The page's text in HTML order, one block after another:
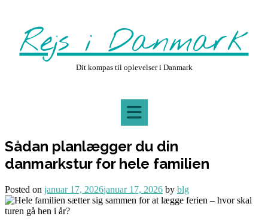
contentRejs i Danmark
Dit kompas til oplevelser i Danmark
Sådan planlægger du din
danmarkstur for hele familien
Posted on januar 17, 2026januar 17, 2026 by blg